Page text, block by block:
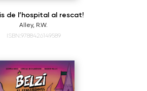
de l’hospital al rescat!
Alley, R.W.
ISBN:9788426149589